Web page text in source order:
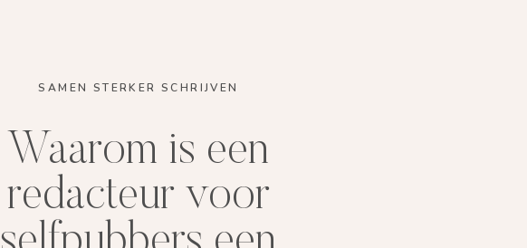
SAMEN STERKER SCHRIJVEN
Waarom is een
redacteur voor